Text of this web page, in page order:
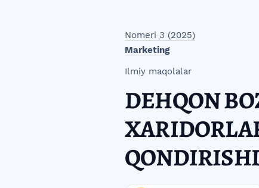
Nomeri 3 (2025)
Marketing
Ilmiy maqolalar
DEHQON